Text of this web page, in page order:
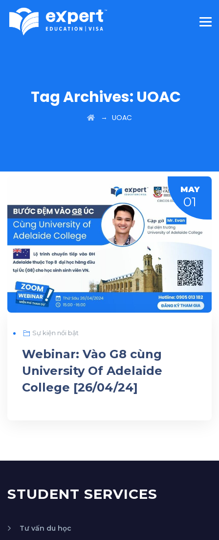
Tag Archives: UOAC
→ UOAC
MAY
01
Sự kiện nổi bật
Webinar: Vào G8 cùng
University Of Adelaide
College [26/04/24]
STUDENT SERVICES
Tư vấn du học